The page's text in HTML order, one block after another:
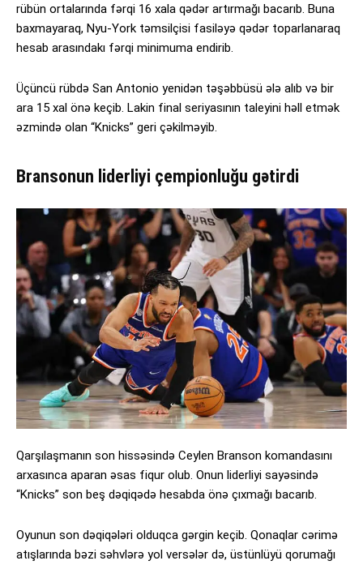
rübün ortalarında fərqi 16 xala qədər artırmağı bacarıb. Buna
baxmayaraq, Nyu-York təmsilçisi fasiləyə qədər toparlanaraq
hesab arasındakı fərqi minimuma endirib.
Üçüncü rübdə San Antonio yenidən təşəbbüsü ələ alıb və bir
ara 15 xal önə keçib. Lakin final seriyasının taleyini həll etmək
əzmində olan “Knicks” geri çəkilməyib.
Bransonun liderliyi çempionluğu gətirdi
Qarşılaşmanın son hissəsində Ceylen Branson komandasını
arxasınca aparan əsas fiqur olub. Onun liderliyi sayəsində
“Knicks” son beş dəqiqədə hesabda önə çıxmağı bacarıb.
Oyunun son dəqiqələri olduqca gərgin keçib. Qonaqlar cərimə
atışlarında bəzi səhvlərə yol versələr də, üstünlüyü qorumağı